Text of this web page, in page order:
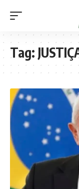
Tag: